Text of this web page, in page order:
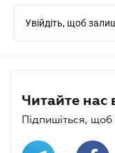
Увійдіть, щоб
Читайте нас
Підпишіться, щоб